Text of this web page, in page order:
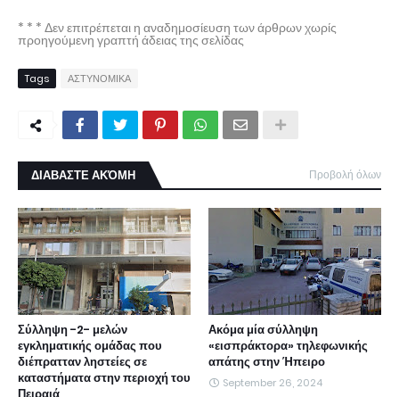
* * * Δεν επιτρέπεται η αναδημοσίευση των άρθρων χωρίς
προηγούμενη γραπτή άδειας της σελίδας
Tags ΑΣΤΥΝΟΜΙΚΑ
ΔΙΑΒΑΣΤΕ ΑΚΌΜΗ Προβολή όλων
Σύλληψη -2- μελών
εγκληματικής ομάδας που
διέπρατταν ληστείες σε
καταστήματα στην περιοχή του
Ακόμα μία σύλληψη
«εισπράκτορα» τηλεφωνικής
απάτης στην Ήπειρο
September 26, 2024